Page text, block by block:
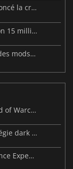
Le développeur de Baldur's Gate 3 a annoncé la création d'un nouveau studio à Varsovie
Baldur's Gate III s'est déjà vendu à environ 15 millions d'exemplaires
Larian s'attaque à la toxicité du support des mods pour Baldur's Gate III
Roll for Azeroth réunit enfin D&D et World of Warcraft
Disciples: Domination modernise la stratégie dark fantasy
Silksong sacré GOTY, Hollow Knight devance Expedition 33